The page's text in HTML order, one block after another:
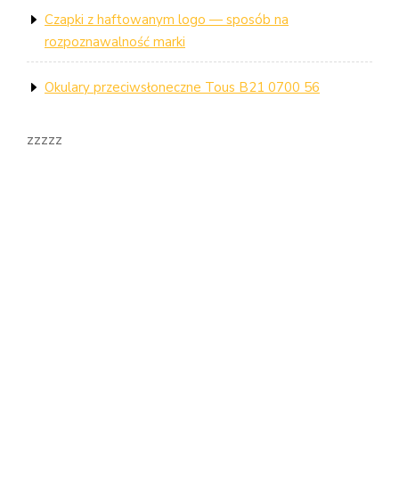
Czapki z haftowanym logo — sposób na
rozpoznawalność marki
Okulary przeciwsłoneczne Tous B21 0700 56
zzzzz